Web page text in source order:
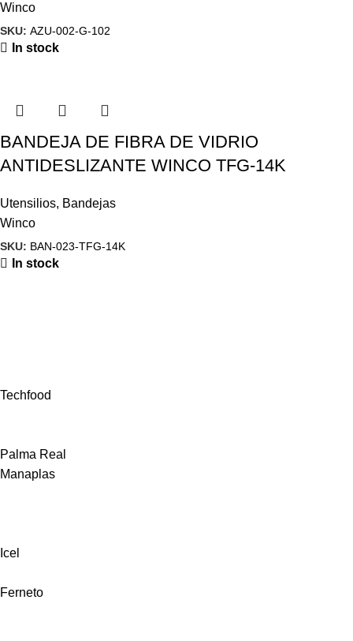
Winco
SKU: AZU-002-G-102
In stock
BANDEJA DE FIBRA DE VIDRIO
ANTIDESLIZANTE WINCO TFG-14K
Utensilios, Bandejas
Winco
SKU: BAN-023-TFG-14K
In stock
Techfood
Palma Real
Manaplas
Icel
Ferneto